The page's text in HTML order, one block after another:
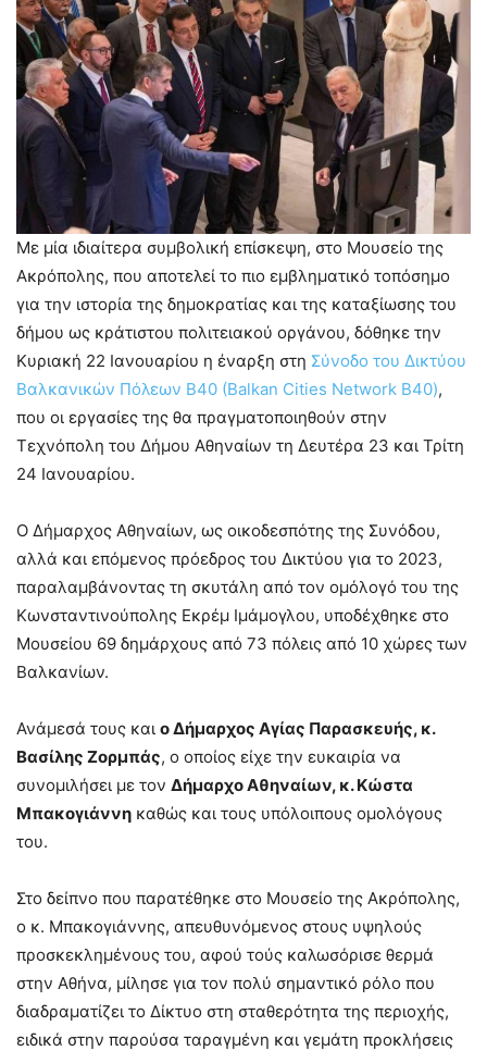
Με μία ιδιαίτερα συμβολική επίσκεψη, στο Μουσείο της
Ακρόπολης, που αποτελεί το πιο εμβληματικό τοπόσημο
για την ιστορία της δημοκρατίας και της καταξίωσης του
δήμου ως κράτιστου πολιτειακού οργάνου, δόθηκε την
Κυριακή 22 Ιανουαρίου η έναρξη στη Σύνοδο του Δικτύου
Βαλκανικών Πόλεων Β40 (Balkan Cities Network B40),
που οι εργασίες της θα πραγματοποιηθούν στην
Τεχνόπολη του Δήμου Αθηναίων τη Δευτέρα 23 και Τρίτη
24 Ιανουαρίου.
Ο Δήμαρχος Αθηναίων, ως οικοδεσπότης της Συνόδου,
αλλά και επόμενος πρόεδρος του Δικτύου για το 2023,
παραλαμβάνοντας τη σκυτάλη από τον ομόλογό του της
Κωνσταντινούπολης Εκρέμ Ιμάμογλου, υποδέχθηκε στο
Μουσείου 69 δημάρχους από 73 πόλεις από 10 χώρες των
Βαλκανίων.
Ανάμεσά τους και ο Δήμαρχος Αγίας Παρασκευής, κ.
Βασίλης Ζορμπάς, ο οποίος είχε την ευκαιρία να
συνομιλήσει με τον Δήμαρχο Αθηναίων, κ. Κώστα
Μπακογιάννη καθώς και τους υπόλοιπους ομολόγους
του.
Στο δείπνο που παρατέθηκε στο Μουσείο της Ακρόπολης,
ο κ. Μπακογιάννης, απευθυνόμενος στους υψηλούς
προσκεκλημένους του, αφού τούς καλωσόρισε θερμά
στην Αθήνα, μίλησε για τον πολύ σημαντικό ρόλο που
διαδραματίζει το Δίκτυο στη σταθερότητα της περιοχής,
ειδικά στην παρούσα ταραγμένη και γεμάτη προκλήσεις